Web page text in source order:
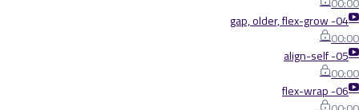
04- gap, older, flex-grow
00:00
05- align-self
00:00
06- flex-wrap